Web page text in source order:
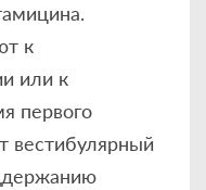
к
или к
первого
вестибулярный